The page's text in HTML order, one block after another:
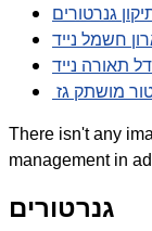
גנרטורים
חשמל נייד
תאורה נייד
מושתק גז
There isn't any
management in
גנרטורים